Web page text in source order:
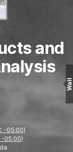
and
-05:00)
-05:00)
Wall